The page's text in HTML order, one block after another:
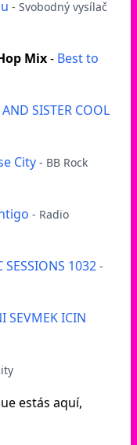
- Svobodný vysílač
Mix- Best to
SISTER COOL
City - BB Rock
- Radio
SESSIONS 1032 -
SEVMEK ICIN
estás aquí,